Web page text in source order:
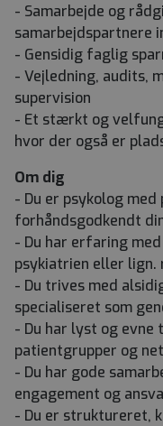
- Samarbejde og
samarbejdspartnere
- Gensidig faglig
- Vejledning, audits,
supervision
- Et stærkt og
hvor der også er
Om dig
- Du er psykolog
forhåndsgodkendt
- Du har erfaring
psykiatrien eller lign.
- Du trives med
specialiseret som
- Du har lyst og
patientgrupper og
- Du har gode
engagement og
- Du er struktureret,